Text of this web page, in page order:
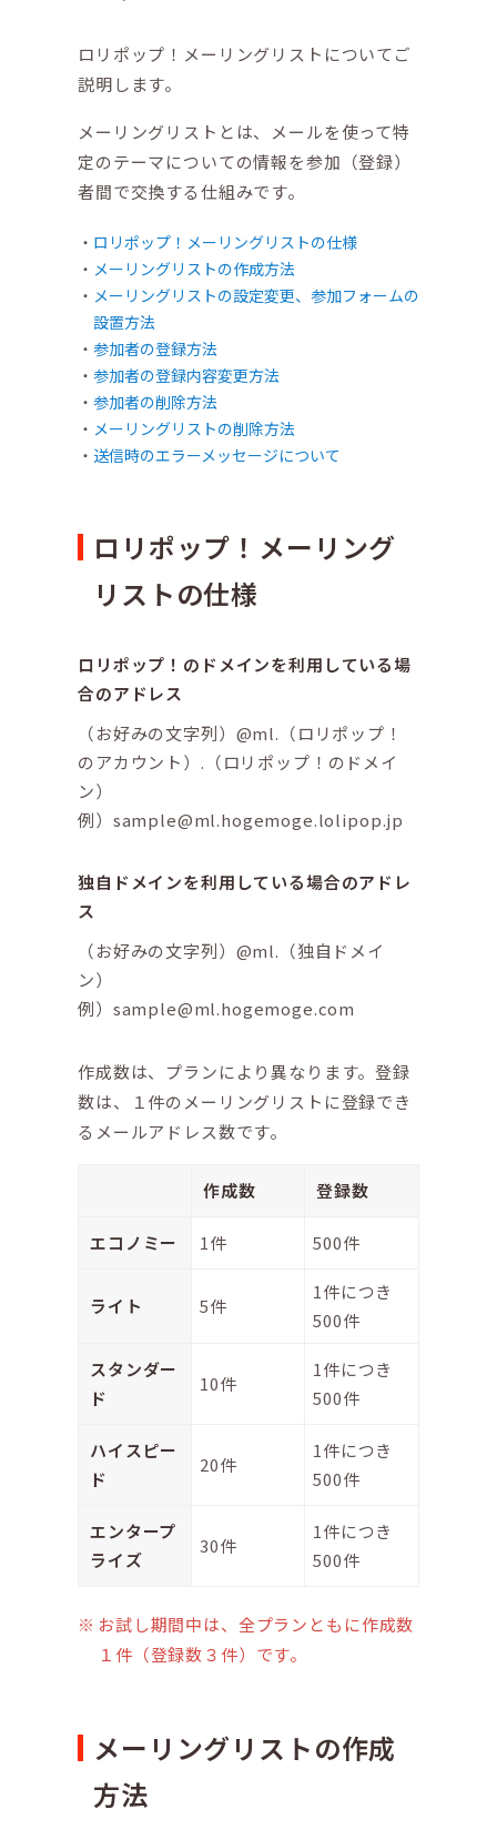
ロリポップ！メーリングリストについてご
説明します。
メーリングリストとは、メールを使って特
定のテーマについての情報を参加（登録）
者間で交換する仕組みです。
ロリポップ！メーリングリストの仕様
メーリングリストの作成方法
メーリングリストの設定変更、参加フォームの
設置方法
参加者の登録方法
参加者の登録内容変更方法
参加者の削除方法
メーリングリストの削除方法
送信時のエラーメッセージについて
ロリポップ！メーリング
リストの仕様
ロリポップ！のドメインを利用している場
合のアドレス
（お好みの文字列）@ml.（ロリポップ！
のアカウント）.（ロリポップ！のドメイ
ン）
例）sample@ml.hogemoge.lolipop.jp
独自ドメインを利用している場合のアドレ
ス
（お好みの文字列）@ml.（独自ドメイ
ン）
例）sample@ml.hogemoge.com
作成数は、プランにより異なります。登録
数は、１件のメーリングリストに登録でき
るメールアドレス数です。
作成数 登録数
エコノミー 1件 500件
ライト 5件
1件につき
500件
スタンダー
ド
10件
1件につき
500件
ハイスピー
ド
20件
1件につき
500件
エンタープ
ライズ
30件
1件につき
500件
お試し期間中は、全プランともに作成数
１件（登録数３件）です。
メーリングリストの作成
方法